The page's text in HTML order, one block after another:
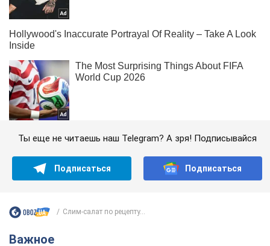
Ты еще не читаешь наш Telegram? А зря! Подписывайся
Подписаться Подписаться
Слим-салат по рецепту...
Важное